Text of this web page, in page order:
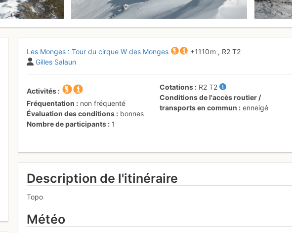
Les Monges : Tour du cirque W des Monges +1110 m , R2T2
Gilles Salaun
Activités
Fréquentation
non fréquenté
Évaluation des conditions
bonnes
Nombre de participants
1
Cotations R2T2
Conditions de l'accès routier /
transports en commun
enneigé
Description de l'itinéraire
Topo
Météo